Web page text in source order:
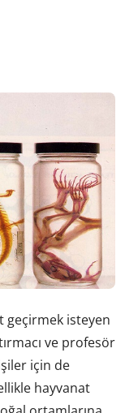
geçirmek isteyen
ve profesör
için de
hayvanat